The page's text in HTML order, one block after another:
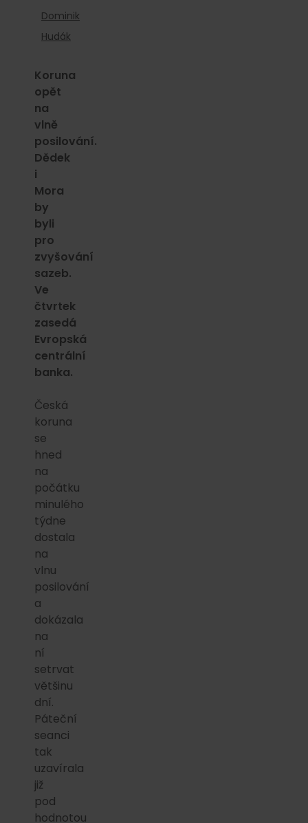
Dominik
Hudák
Koruna
opět
na
vlně
posilování.
Dědek
i
Mora
by
byli
pro
zvyšování
sazeb.
Ve
čtvrtek
zasedá
Evropská
centrální
banka.
Česká
koruna
se
hned
na
počátku
minulého
týdne
dostala
na
vlnu
posilování
a
dokázala
na
ní
setrvat
většinu
dní.
Páteční
seanci
tak
uzavírala
již
pod
hodnotou